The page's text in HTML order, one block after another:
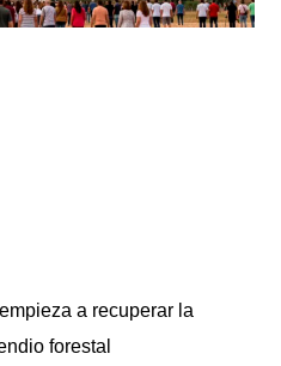
a recuperar la
forestal